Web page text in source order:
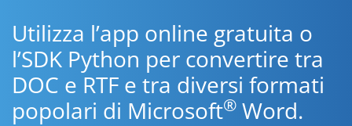
Utilizza l’app online gratuita o
l’SDK Python per convertire tra
DOC e RTF e tra diversi formati
popolari di Microsoft® Word.